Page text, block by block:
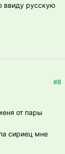
ввиду русскую
#8
от пары
сириец мне